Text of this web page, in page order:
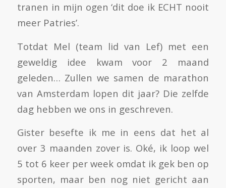
tranen in mijn ogen ‘dit doe ik ECHT nooit
meer Patries’.
Totdat Mel (team lid van Lef) met een
geweldig idee kwam voor 2 maand
geleden… Zullen we samen de marathon
van Amsterdam lopen dit jaar? Die zelfde
dag hebben we ons in geschreven.
Gister besefte ik me in eens dat het al
over 3 maanden zover is. Oké, ik loop wel
5 tot 6 keer per week omdat ik gek ben op
sporten, maar ben nog niet gericht aan